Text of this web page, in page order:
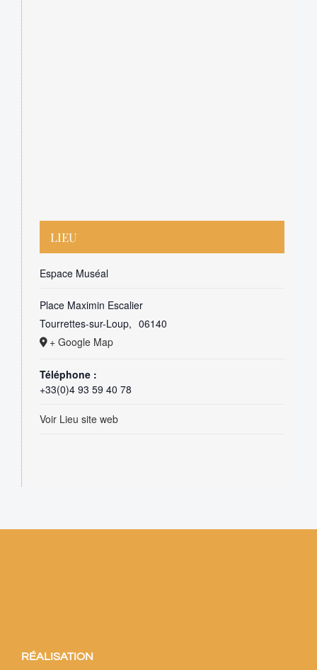
LIEU
Espace Muséal
Place Maximin Escalier
Tourrettes-sur-Loup, 06140
+ Google Map
Téléphone :
+33(0)4 93 59 40 78
Voir Lieu site web
RÉALISATION